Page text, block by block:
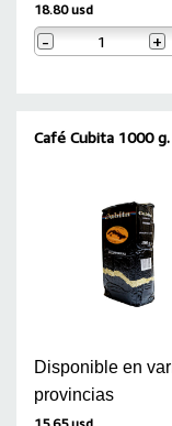
18.80 usd
- +
Café Cubita 1000 g.
Disponible en
provincias